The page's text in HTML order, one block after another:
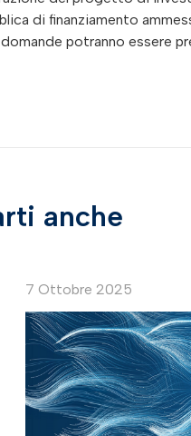
di finanziamento
potranno essere
anche
7 Ottobre 2025